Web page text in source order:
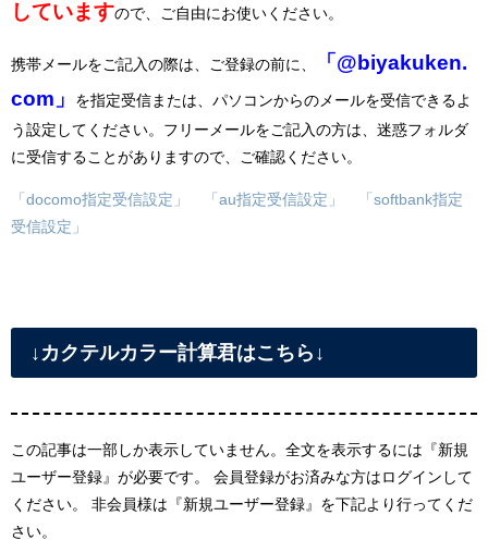
していますので、ご自由にお使いください。
携帯メールをご記入の際は、ご登録の前に、
「@biyakuken.
com」
を指定受信または、パソコンからのメールを受信できるよ
う設定してください。フリーメールをご記入の方は、迷惑フォルダ
に受信することがありますので、ご確認ください。
「docomo指定受信設定」 「au指定受信設定」
「softbank指定
受信設定」
↓カクテルカラー計算君はこちら↓
この記事は一部しか表示していません。全文を表示するには『新規
ユーザー登録』が必要です。 会員登録がお済みな方はログインして
ください。 非会員様は『新規ユーザー登録』を下記より行ってくだ
さい。